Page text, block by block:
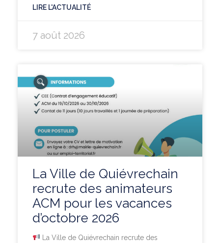
LIRE L'ACTUALITÉ
7 août 2026
La Ville de Quiévrechain
recrute des animateurs
ACM pour les vacances
d’octobre 2026
La Ville de Quiévrechain recrute des